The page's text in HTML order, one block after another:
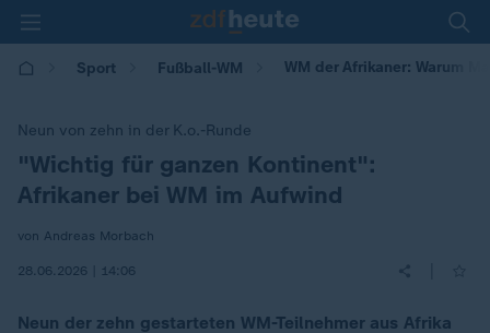
Sport Fußball-WM WM der Afrikaner: Warum
Neun von zehn in der K.o.-Runde
:"Wichtig für ganzen Kontinent":
Afrikaner bei WM im Aufwind
von Andreas Morbach
28.06.2026 | 14:06
Neun der zehn gestarteten WM-Teilnehmer aus Afrika